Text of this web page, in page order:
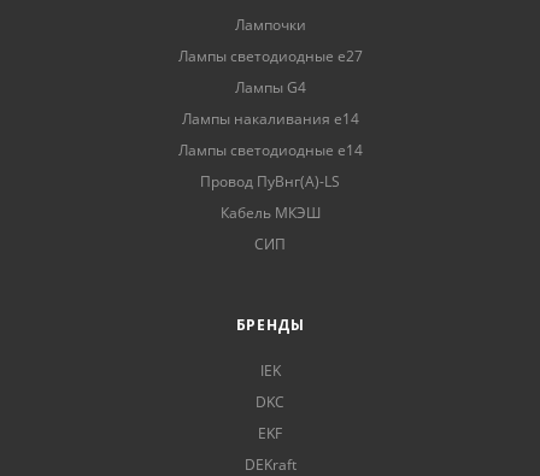
Лампочки
Лампы светодиодные е27
Лампы G4
Лампы накаливания е14
Лампы светодиодные е14
Провод ПуВнг(А)-LS
Кабель МКЭШ
СИП
БРЕНДЫ
IEK
DKC
EKF
DEKraft